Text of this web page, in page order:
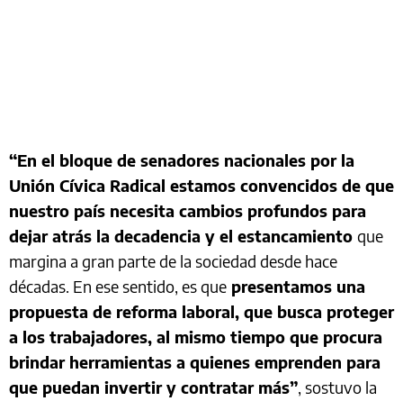
“En el bloque de senadores nacionales por la
Unión Cívica Radical estamos convencidos de que
nuestro país necesita cambios profundos para
dejar atrás la decadencia y el estancamiento que
margina a gran parte de la sociedad desde hace
décadas. En ese sentido, es que presentamos una
propuesta de reforma laboral, que busca proteger
a los trabajadores, al mismo tiempo que procura
brindar herramientas a quienes emprenden para
que puedan invertir y contratar más”, sostuvo la